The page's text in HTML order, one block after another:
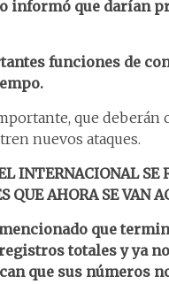
informó que darían
funciones de
que deberán
nuevos ataques.
INTERNACIONAL SE
QUE AHORA SE VAN
que
totales y ya
que sus números